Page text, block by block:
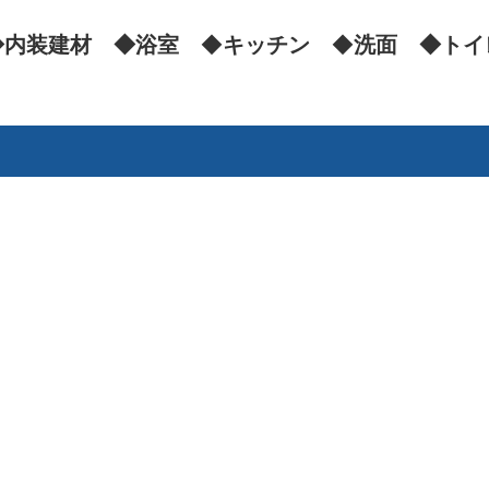
装建材 ◆浴室 ◆キッチン ◆洗面 ◆トイ